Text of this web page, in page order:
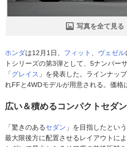
写真を全て見る
ホンダは12月1日、 フィット ヴェゼル
トシリーズの第3弾として、5ナンバー
「グレイス 」を発表した。ラインナッ
れFFと4WDモデルが用意される。価格
広い＆積めるコンパクトセダン
「驚きのあるセダン 」を目指したとい
最大限後方に配置させるレイアウトに